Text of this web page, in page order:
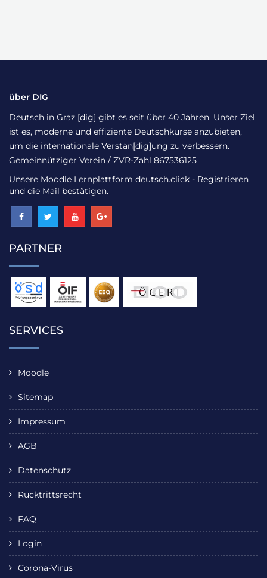
über DIG
Deutsch in Graz [dig] gibt es seit über 40 Jahren. Unser Ziel
ist es, moderne und effiziente Deutschkurse anzubieten,
um die internationale Verstän[dig]ung zu verbessern.
Gemeinnütziger Verein / ZVR-Zahl 867536125
Unsere Moodle Lernplattform deutsch.click - Registrieren
und die Mail bestätigen.
PARTNER
SERVICES
Moodle
Sitemap
Impressum
AGB
Datenschutz
Rücktrittsrecht
FAQ
Login
Corona-Virus